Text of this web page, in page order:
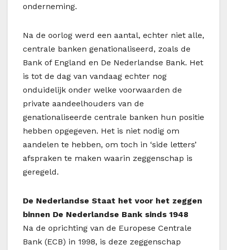
onderneming.
Na de oorlog werd een aantal, echter niet alle,
centrale banken genationaliseerd, zoals de
Bank of England en De Nederlandse Bank. Het
is tot de dag van vandaag echter nog
onduidelijk onder welke voorwaarden de
private aandeelhouders van de
genationaliseerde centrale banken hun positie
hebben opgegeven. Het is niet nodig om
aandelen te hebben, om toch in ‘side letters’
afspraken te maken waarin zeggenschap is
geregeld.
De Nederlandse Staat het voor het zeggen
binnen De Nederlandse Bank sinds 1948
Na de oprichting van de Europese Centrale
Bank (ECB) in 1998, is deze zeggenschap